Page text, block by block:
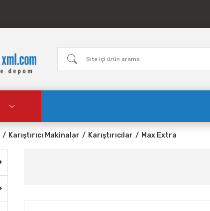
Karıştırıcı Makinalar Karıştırıcılar Max Extra